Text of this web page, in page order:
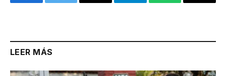
FacebookTwitter Email TelegramWhatsAppCopy
LEER MÁS